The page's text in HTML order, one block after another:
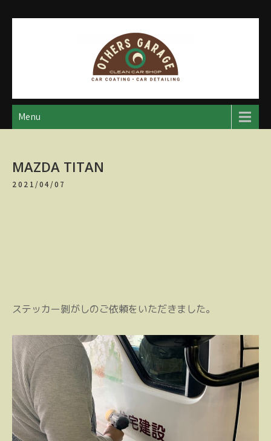
アザースガレージ
【神奈川・厚木・愛川】カーメンテナンス
Menu
MAZDA TITAN
2021/04/07
ステッカー剝がしのご依頼をいただきました。